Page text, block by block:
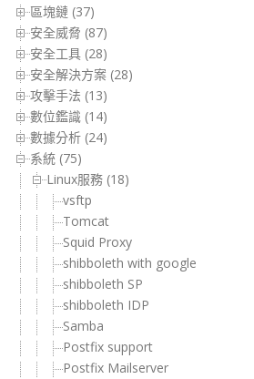
區塊鏈 (37)
安全威脅 (87)
安全工具 (28)
安全解決方案 (28)
攻擊手法 (13)
數位鑑識 (14)
數據分析 (24)
系統 (75)
Linux服務 (18)
vsftp
Tomcat
Squid Proxy
shibboleth with google
shibboleth SP
shibboleth IDP
Samba
Postfix support
Postfix Mailserver